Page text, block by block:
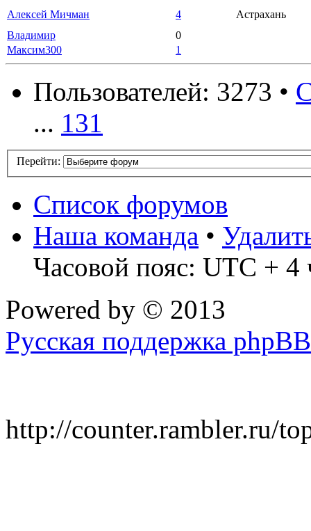
Алексей Мичман
4
Астрахань
Владимир
0
Максим300
1
Пользователей: 3273 •
... 131
Перейти:
Список форумов
Наша команда •
Часовой пояс: UTC + 4
Powered by © 2013
Русская поддержка phpBB
http://counter.rambler.ru/